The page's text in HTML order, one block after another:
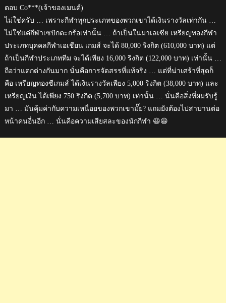
ตอบ Co***(เจ้าของเมนต์)
ไม่ใช่ครับ … เพราะกีฬาทุกประเภทของพวกเขาได้เงินรางวัลเท่ากัน …
ไม่ใช่แค่กีฬาเซปักตะกร้อเท่านั้น … ถ้าเป็นในมาเลเซีย เหรียญทองกีฬา
ประเภทบุคคลกีฬาเอเชียน เกมส์ จะได้ 80,000 ริงกิต (610,000 บาท) แต่
ถ้าเป็นกีฬาประเภททีม จะได้เพียง 16,000 ริงกิต (122,000 บาท) เท่านั้น …
ถือว่าแตกต่างกันมาก นั่นคือการจัดสรรที่แท้จริง … แต่ที่น่าเศร้าที่สุดก็
คือ เหรียญทองซีเกมส์ ได้เงินรางวัลเพียง 5,000 ริงกิต (38,000 บาท) และ
เหรียญเงิน ได้เพียง 750 ริงกิต (5,700 บาท) เท่านั้น … นั่นคือสิ่งที่ผมรับรู้
มา … มันคุ้มค่ากับความเหนื่อยของพวกเขามั๊ย? แถมยังต้องไปสาบานต่อ
หน้าคนอื่นอีก … นั่นคือความเสียสละของนักกีฬา 😆😆